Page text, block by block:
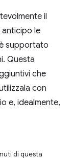
il
le
supportato
Questa
che
con
e, idealmente,
di questa